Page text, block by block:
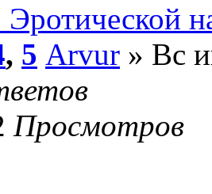
, 5 Arvur » Вс
Просмотров